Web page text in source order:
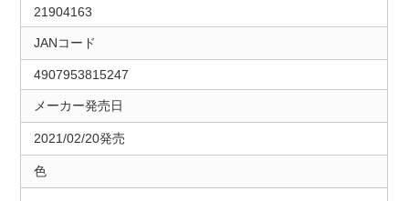
21904163
JANコード
4907953815247
メーカー発売日
2021/02/20発売
色